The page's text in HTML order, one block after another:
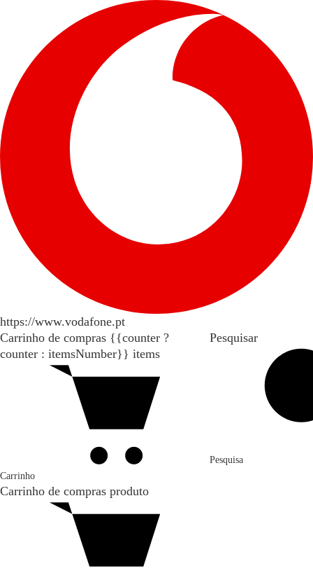
https://www.vodafone.pt
Carrinho de compras {{counter ?
counter : itemsNumber}} items
Carrinho
Carrinho de compras produto
Pesquisar
Pesquisa